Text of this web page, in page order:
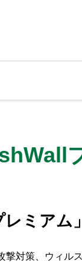
ミアム
対策、ウィル